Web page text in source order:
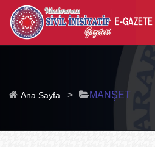
Ana Sayfa > MANŞET